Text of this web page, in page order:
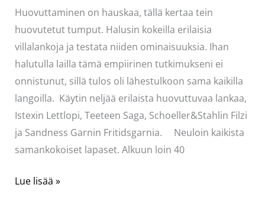
Huovuttaminen on hauskaa, tällä kertaa tein
huovutetut tumput. Halusin kokeilla erilaisia
villalankoja ja testata niiden ominaisuuksia. Ihan
halutulla lailla tämä empiirinen tutkimukseni ei
onnistunut, sillä tulos oli lähestulkoon sama kaikilla
langoilla. Käytin neljää erilaista huovuttuvaa lankaa,
Istexin Lettlopi, Teeteen Saga, Schoeller&Stahlin Filzi
ja Sandness Garnin Fritidsgarnia. Neuloin kaikista
samankokoiset lapaset. Alkuun loin 40
Huovutetut
Lue lisää »